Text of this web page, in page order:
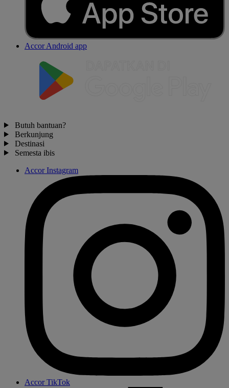
Accor Android app
Butuh bantuan?
Berkunjung
Destinasi
Semesta ibis
Accor Instagram
Accor TikTok